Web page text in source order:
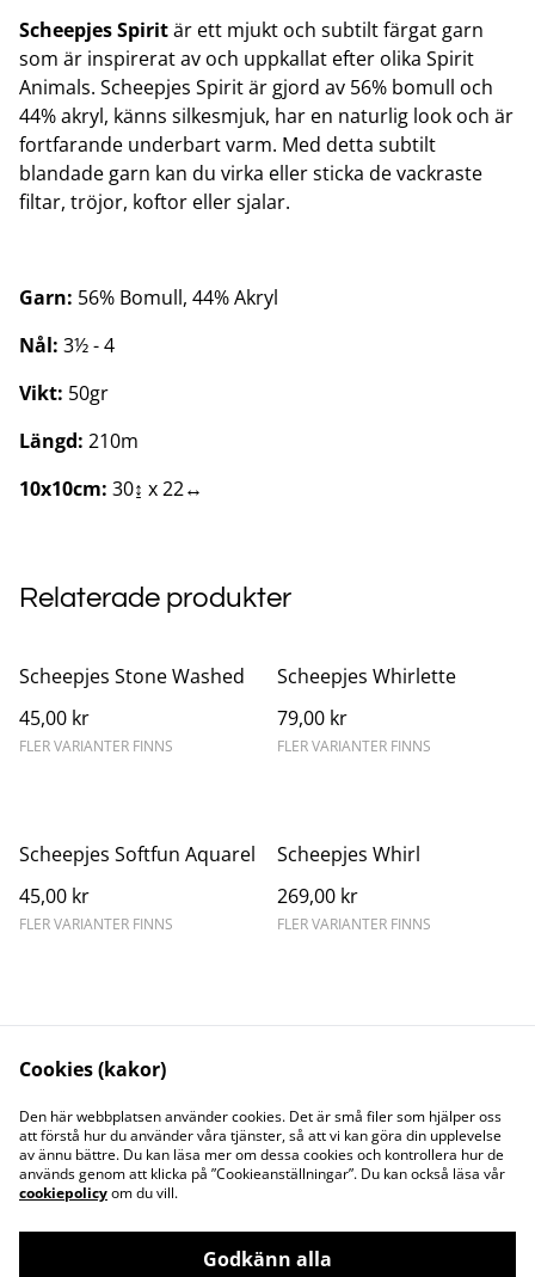
Scheepjes Spiritär ett mjukt och subtilt färgat garn
som är inspirerat av och uppkallat efter olika Spirit
Animals. Scheepjes Spirit är gjord av 56% bomull och
44% akryl, känns silkesmjuk, har en naturlig look och är
fortfarande underbart varm. Med detta subtilt
blandade garn kan du virka eller sticka de vackraste
filtar, tröjor, koftor eller sjalar.
Garn: 56% Bomull, 44% Akryl
Nål: 3½ - 4
Vikt: 50gr
Längd: 210m
10x10cm: 30↨ x 22↔
Relaterade produkter
Scheepjes Stone Washed
45,00 kr
FLER VARIANTER FINNS
Scheepjes Whirlette
79,00 kr
FLER VARIANTER FINNS
Scheepjes Softfun Aquarel
45,00 kr
FLER VARIANTER FINNS
Scheepjes Whirl
269,00 kr
FLER VARIANTER FINNS
Kontakta oss
Juridisk information
Integritetspolicy
Cookiepolicy
Söt och Flitig HB
Org.nr. 969773-7535
Cookies (kakor)
Den här webbplatsen använder cookies. Det är små filer som hjälper oss
att förstå hur du använder våra tjänster, så att vi kan göra din upplevelse
av ännu bättre. Du kan läsa mer om dessa cookies och kontrollera hur de
används genom att klicka på ”Cookieanställningar”. Du kan också läsa vår
cookiepolicyom du vill.
Godkänn alla